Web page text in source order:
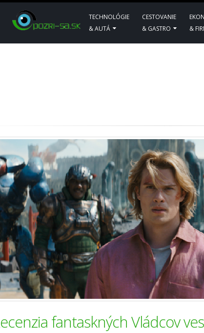
TECHNOLÓGIE
& AUTÁ
CESTOVANIE
& GASTRO
&
fantaskných Vládcov